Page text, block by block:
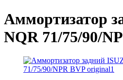
Аммортизатор
NQR 71/75/90/